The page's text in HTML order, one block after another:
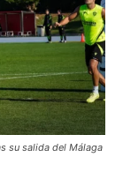
su salida del Málaga